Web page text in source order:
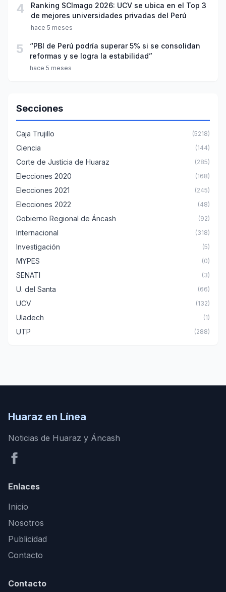
4
Ranking SCImago 2026: UCV se ubica en el Top 3
de mejores universidades privadas del Perú
hace 5 meses
5
“PBI de Perú podría superar 5% si se consolidan
reformas y se logra la estabilidad”
hace 5 meses
Secciones
Caja Trujillo (5218)
Ciencia (144)
Corte de Justicia de Huaraz (285)
Elecciones 2020 (168)
Elecciones 2021 (245)
Elecciones 2022 (48)
Gobierno Regional de Áncash (92)
Internacional (318)
Investigación (5)
MYPES (0)
SENATI (3)
U. del Santa (66)
UCV (132)
Uladech (1)
UTP (288)
Huaraz en Línea
Noticias de Huaraz y Áncash
Enlaces
Inicio
Nosotros
Publicidad
Contacto
Contacto